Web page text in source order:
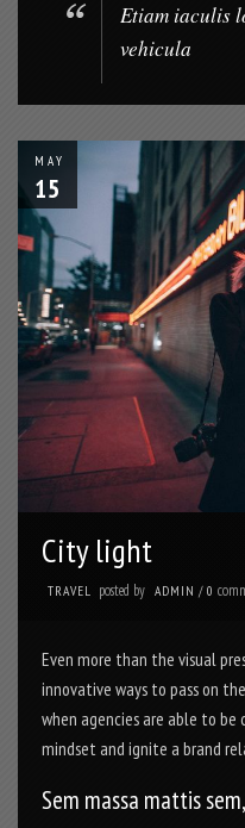
Etiam iaculis
vehicula
MAY
15
City light
TRAVEL posted by ADMIN / 0
Even more than the visual
innovative ways to pass on
when agencies are able to
mindset and ignite a brand
Sem massa mattis